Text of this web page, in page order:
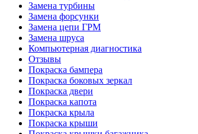
Замена турбины
Замена форсунки
Замена цепи ГРМ
Замена шруса
Компьютерная диагностика
Отзывы
Покраска бампера
Покраска боковых зеркал
Покраска двери
Покраска капота
Покраска крыла
Покраска крыши